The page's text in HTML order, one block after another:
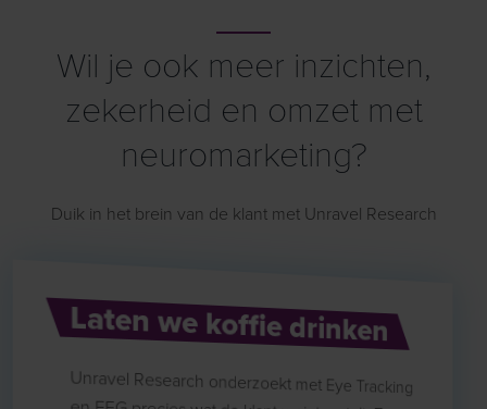
Wil je ook meer inzichten,
zekerheid en omzet met
neuromarketing?
Duik in het brein van de klant met Unravel Research
Laten we koffie drinken
Unravel Research onderzoekt met Eye Tracking
en EEG precies wat de klant u niet vertelt. Zo
maken wij uw winkel, website en reclames